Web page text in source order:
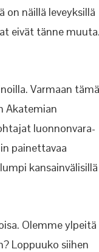
on näillä leveyksillä
eivät tänne
Varmaan tämä
Akatemian
luonnonvara-
painettavaa
kansainvälisillä
Olemme ylpeitä
Loppuuko siihen